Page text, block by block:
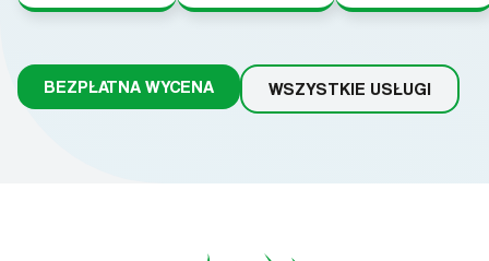
BEZPŁATNA WYCENA WSZYSTKIE USŁUGI